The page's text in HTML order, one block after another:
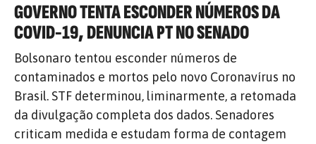
GOVERNO TENTA ESCONDER NÚMEROS DA
COVID-19, DENUNCIA PT NO SENADO
Bolsonaro tentou esconder números de
contaminados e mortos pelo novo Coronavírus no
Brasil. STF determinou, liminarmente, a retomada
da divulgação completa dos dados. Senadores
criticam medida e estudam forma de contagem